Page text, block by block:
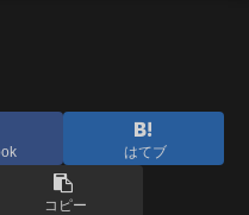
はてブ
コピー